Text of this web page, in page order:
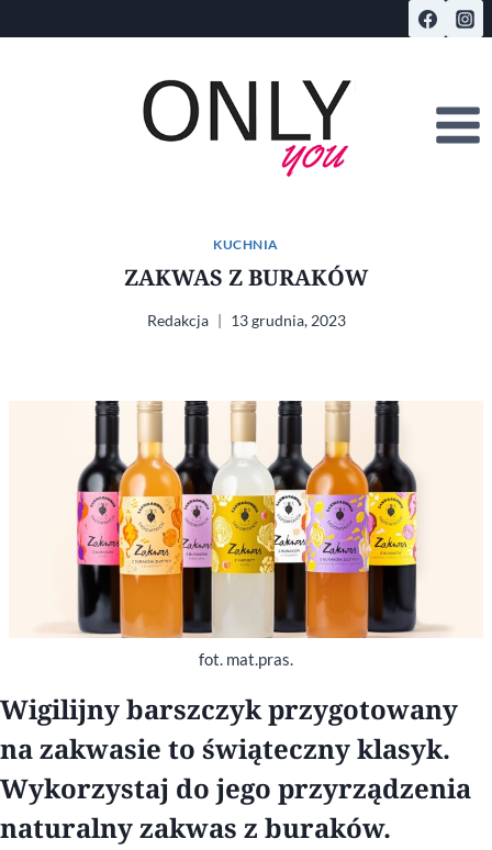
do
KUCHNIA
ZAKWAS Z BURAKÓW
Redakcja 13 grudnia, 2023
fot. mat.pras.
Wigilijny barszczyk przygotowany
na zakwasie to świąteczny klasyk.
Wykorzystaj do jego przyrządzenia
naturalny zakwas z buraków.